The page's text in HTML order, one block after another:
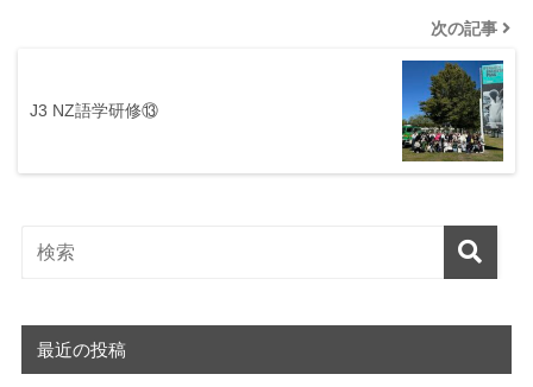
次の記事
J3 NZ語学研修⑬
最近の投稿